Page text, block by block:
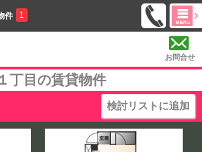
件 1
お問合せ
丁目の賃貸物件
検討リストに追加